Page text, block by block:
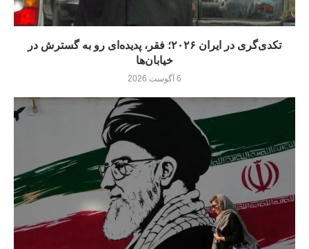
تکدی‌گری در ایران ۲۰۲۶؛ فقر، پدیده‌ای رو به گسترش در
خیابان‌ها
6 آگوست 2026